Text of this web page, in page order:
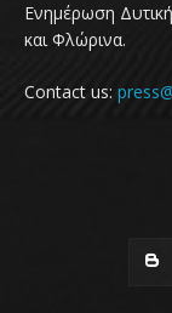
Ενημέρωση
και Φλώρινα.
Contact us: